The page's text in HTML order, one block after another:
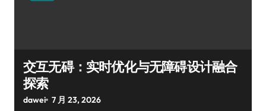
交互无碍：实时优化与无障碍设计融合
探索
dawei 7 月 23, 2026